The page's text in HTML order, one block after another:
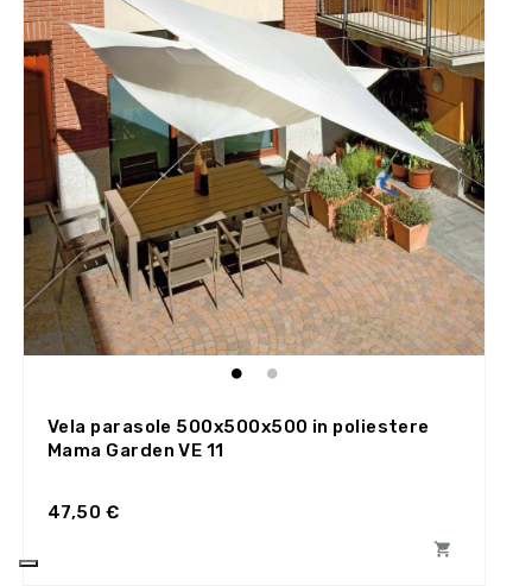
Vela parasole 500x500x500 in poliestere
Mama Garden VE 11
47,50 €
